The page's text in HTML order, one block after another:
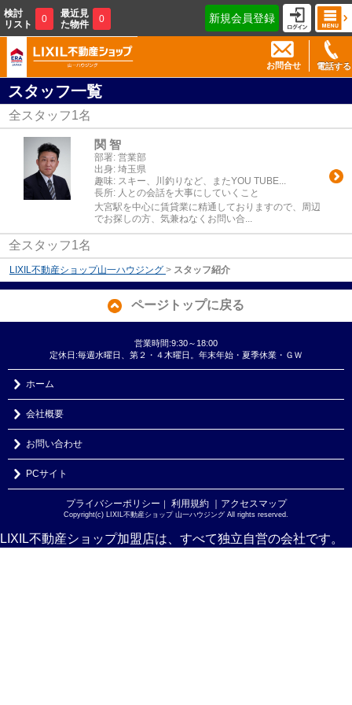
検討
リスト
0
最近見
た物件
0 新規会員登録
電話する
お問合せ
スタッフ一覧
全スタッフ1名
関 智
部署: 営業部
出身: 埼玉県
趣味: スキー、川釣りなど、またYOU TUBE...
長所: 人との会話を大事にしていくこと
大宮駅を中心に賃貸業に精通しておりますので、周辺
でお探しの方、気兼ねなくお問い合...
全スタッフ1名
LIXIL不動産ショップ山一ハウジング > スタッフ紹介
ページトップに戻る
営業時間:9:30～18:00
定休日:毎週水曜日、第２・４木曜日。年末年始・夏季休業・ＧＷ
ホーム
会社概要
お問い合わせ
PCサイト
プライバシーポリシー ｜ 利用規約 ｜アクセスマップ
Copyright(c) LIXIL不動産ショップ 山一ハウジング All rights reserved.
LIXIL不動産ショップ加盟店は、すべて独立自営の会社です。